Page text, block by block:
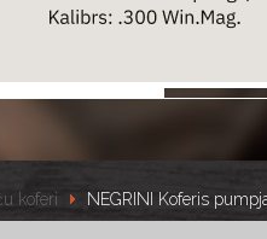
koferi NEGRINI Koferis